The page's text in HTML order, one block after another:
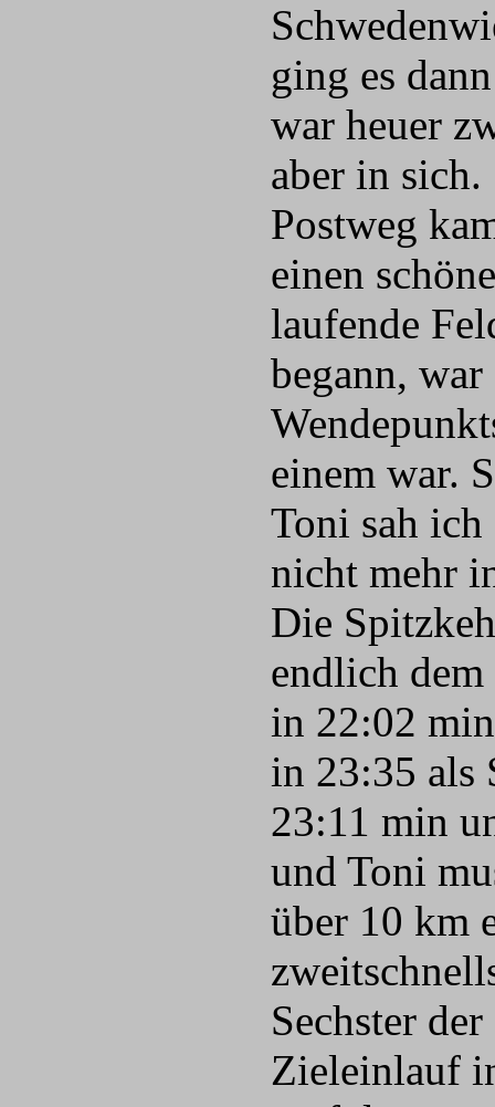
ging es
war heuer
aber in
Postweg
einen
laufende
begann,
einem war.
Toni sah
nicht mehr
Die
endlich
in 22:02
in 23:35 als
23:11 min
und Toni
über 10 km
Sechster
Zieleinlauf